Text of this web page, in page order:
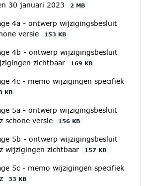
30 januari 2023
2 MB
4a - ontwerp wijzigingsbesluit
versie
153 KB
4b - ontwerp wijzigingsbesluit
zichtbaar
169 KB
4c - memo wijzigingen specifiek
KB
5a - ontwerp wijzigingsbesluit
schone versie
156 KB
5b - ontwerp wijzigingsbesluit
wijzigingen zichtbaar
157 KB
5c - memo wijzigingen specifiek
33 KB